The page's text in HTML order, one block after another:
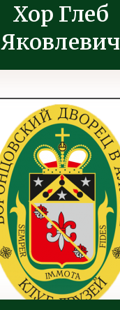
Хор Глеб
Яковлевич